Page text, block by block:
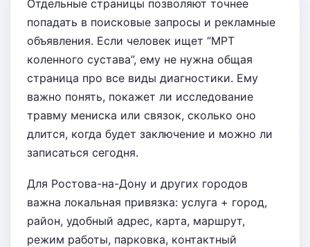
Отдельные страницы позволяют точнее
попадать в поисковые запросы и рекламные
объявления. Если человек ищет “МРТ
коленного сустава”, ему не нужна общая
страница про все виды диагностики. Ему
важно понять, покажет ли исследование
травму мениска или связок, сколько оно
длится, когда будет заключение и можно ли
записаться сегодня.
Для Ростова-на-Дону и других городов
важна локальная привязка: услуга + город,
район, удобный адрес, карта, маршрут,
режим работы, парковка, контактный